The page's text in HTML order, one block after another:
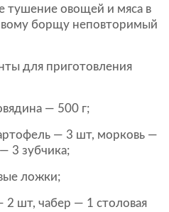
тушение овощей и мяса в
борщу неповторимый
для приготовления
— 500 г;
— 3 шт, морковь —
3 зубчика;
ложки;
2 шт, чабер — 1 столовая